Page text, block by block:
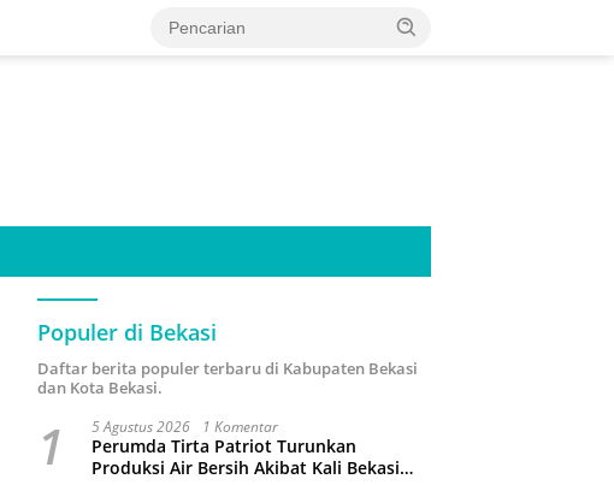
Populer di Bekasi
Daftar berita populer terbaru di Kabupaten Bekasi
dan Kota Bekasi.
1 5 Agustus 2026 1 Komentar
Perumda Tirta Patriot Turunkan
Produksi Air Bersih Akibat Kali Bekasi